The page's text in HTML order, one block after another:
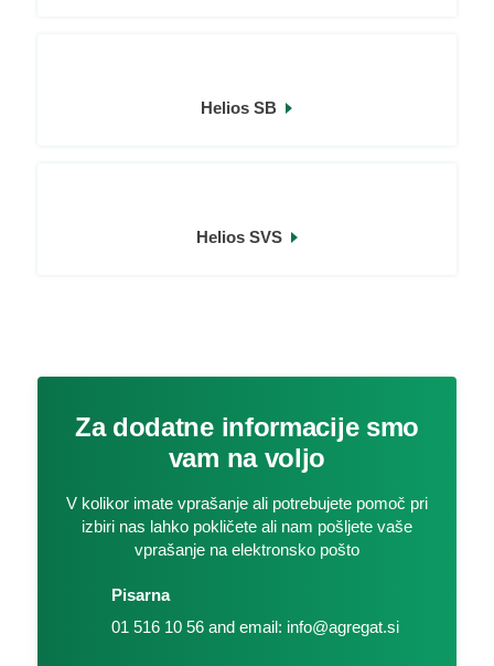
Helios SB
Helios SVS
Za dodatne informacije smo
vam na voljo
V kolikor imate vprašanje ali potrebujete pomoč pri
izbiri nas lahko pokličete ali nam pošljete vaše
vprašanje na elektronsko pošto
Pisarna
01 516 10 56 and email: info@agregat.si